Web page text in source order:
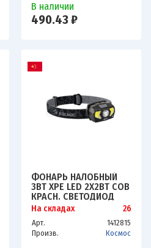
В наличии
490.43 ₽
ФОНАРЬ НАЛОБНЫЙ
3ВТ ХРЕ LED 2Х2ВТ СОВ
КРАСН. СВЕТОДИОД
КОСМОС
KOCHUNTHELPER5W
На складах 26
Арт.
1412815
Произв.
Космос